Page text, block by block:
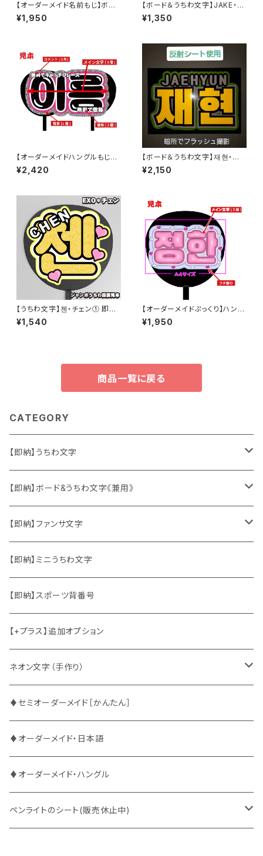
【オーダーメイド名前もじ】ボー
ド用デザイン【プリントうちわ文
字】
¥1,950
【ボード＆うちわ文字】JAKE・ジ
ェイク参제이크 即納 【ENHYP
EN】
¥1,350
【オーダーメイドハングルもじ】２
連結 韓国語ハングル【プリントう
ちわ文字】
¥2,420
【ボード＆うちわ文字】재현・ジェ
ヒョン③(反射シート) 【NCT】
¥2,150
【うちわ文字】첸・チェン① 即納
【EXO】
¥1,540
【オーダーメイドぷっくり】ハング
ル専用 【ボード&うちわ文字】
¥1,950
商品一覧に戻る
CATEGORY
【即納】うちわ文字
ソロ・歌手&タレント
韓国ソロ・歌手&タレント
東方神起
竜宮城
2PM
ATEEZ
BUDDiiS
DXTEEN
ENHYPEN
EXO
【即納】ボード&うちわ文字《兼用》
ソロ・歌手&タレント
韓国ソロ・歌手&タレント
東方神起
2PM
ASTRO
ATEEZ
BLANK2Y
BOYNEXTDOOR
BUDDiiS
【即納】ファンサ文字
日本語&英語
ハングル
中国語
【即納】ミニうちわ文字
【即納】スポーツ背番号
【+プラス】追加オプション
ネオン文字（手作り）
ファンサ
CRAVITY
ENHYPEN
EXO
♦セミオーダーメイド［かんたん］
♦オーダーメイド・日本語
♦オーダーメイド・ハングル
ペンライトのシート(販売休止中)